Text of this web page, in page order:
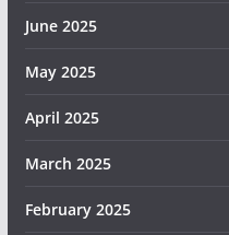
June 2025
May 2025
April 2025
March 2025
February 2025